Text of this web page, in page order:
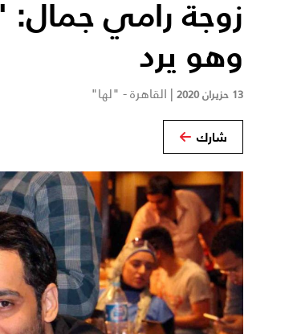
زوجة رامي
وهو يرد
13 حزيران 2020 | القاهرة - "لها"
شارك